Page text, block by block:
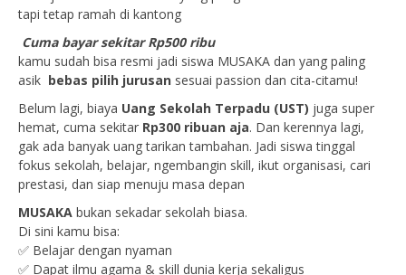
tapi tetap ramah di kantong
Cuma bayar sekitar Rp500 ribu
kamu sudah bisa resmi jadi siswa MUSAKA dan yang paling
asik bebas pilih jurusan sesuai passion dan cita-citamu!
Belum lagi, biaya Uang Sekolah Terpadu (UST) juga super
hemat, cuma sekitar Rp300 ribuan aja. Dan kerennya lagi,
gak ada banyak uang tarikan tambahan. Jadi siswa tinggal
fokus sekolah, belajar, ngembangin skill, ikut organisasi, cari
prestasi, dan siap menuju masa depan
MUSAKA bukan sekadar sekolah biasa.
Di sini kamu bisa:
✅ Belajar dengan nyaman
✅ Dapat ilmu agama & skill dunia kerja sekaligus